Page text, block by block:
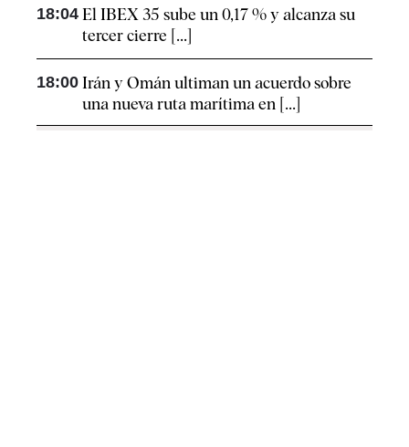
18:04 El IBEX 35 sube un 0,17 % y alcanza su
tercer cierre [...]
18:00 Irán y Omán ultiman un acuerdo sobre
una nueva ruta marítima en [...]